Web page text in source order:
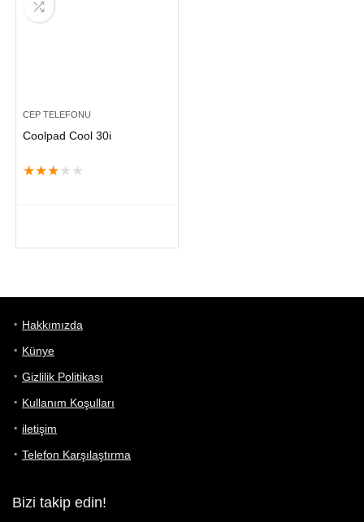
CEP TELEFONU
Coolpad Cool 30i
★★★ ★ ★
Hakkımızda
Künye
Gizlilik Politikası
Kullanım Koşulları
iletişim
Telefon Karşılaştırma
Bizi takip edin!